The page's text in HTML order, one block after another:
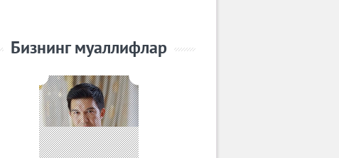
Бизнинг муаллифлар